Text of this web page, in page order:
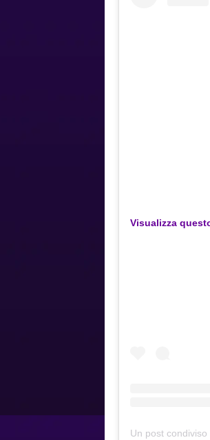
Visualizza
Un post